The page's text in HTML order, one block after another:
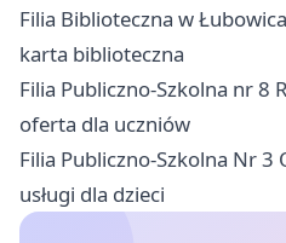
Filia Biblioteczna w
karta biblioteczna
Filia Publiczno-Szkolna nr 8
oferta dla uczniów
Filia Publiczno-Szkolna Nr
usługi dla dzieci